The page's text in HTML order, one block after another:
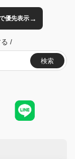
優先表示→
/
検索